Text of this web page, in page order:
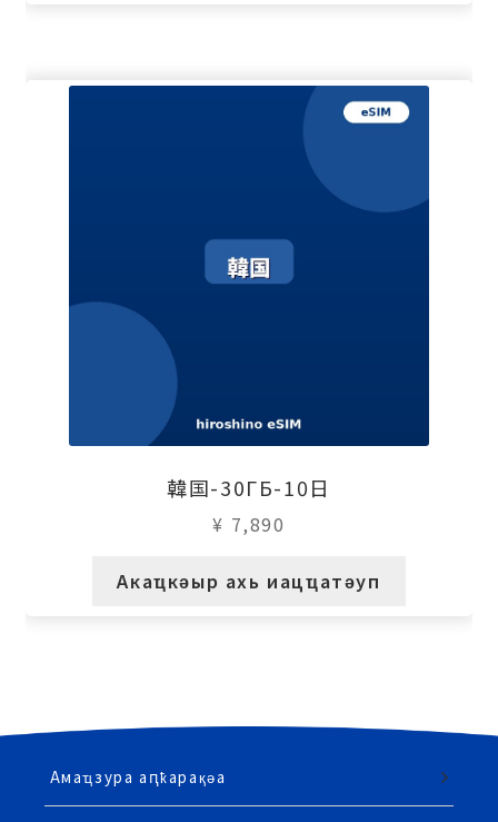
韓国-30ГБ-10日
¥ 7,890
Акаҵкәыр ахь иацҵатәуп
Амаҵзура аԥҟарақәа